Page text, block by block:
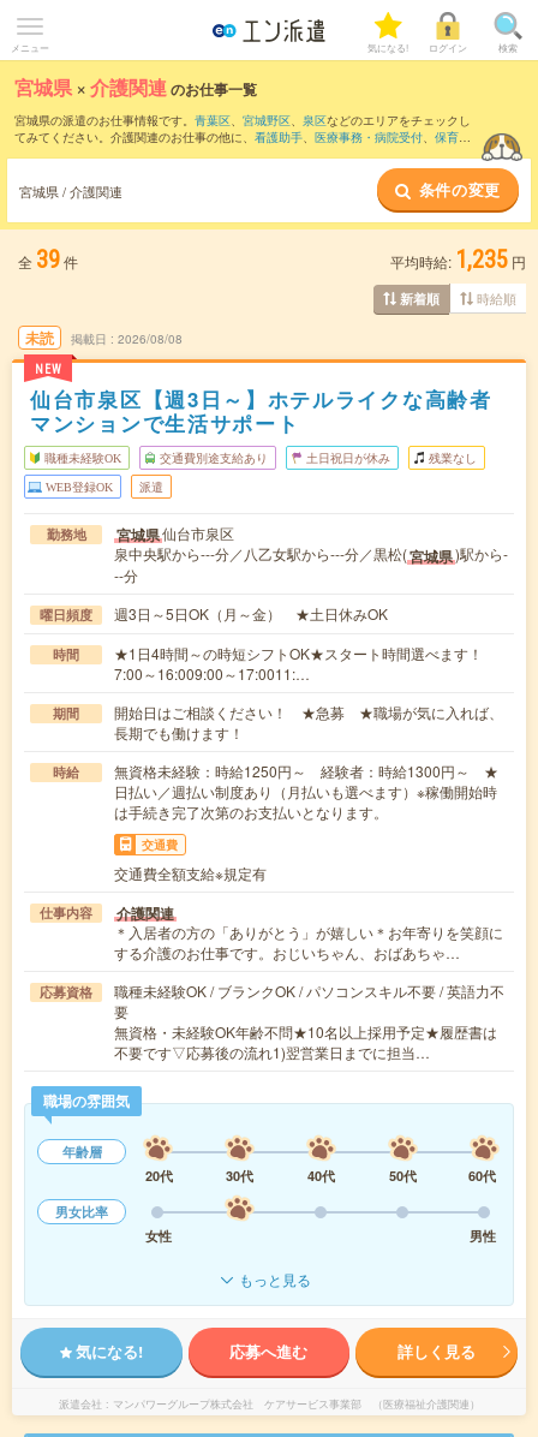
メニュー 気になる! ログイン 検索
宮城県 ×介護関連のお仕事一覧
宮城県の派遣のお仕事情報です。 青葉区、 宮城野区、 泉区などのエリアをチェックし
てみてください。介護関連のお仕事の他に、 看護助手、 医療事務・病院受付、 保育士
介護関連のお仕事とは？とは？
宮城県 / 介護関連 条件の変更
全 39件 平均時給: 1,235 円
新着順 時給順
未読
NEW
掲載日 2026/08/08
仙台市泉区【週3日～】ホテルライクな高齢者
マンションで生活サポート
職種未経験OK 交通費別途支給あり 土日祝日が休み 残業なし
WEB登録OK 派遣
勤務地 宮城県仙台市泉区
泉中央駅から---分／八乙女駅から---分／黒松(宮城県)駅から-
--分
曜日頻度 週3日～5日OK（月～金） ★土日休みOK
時間
★1日4時間～の時短シフトOK★スタート時間選べます！
7:00～16:009:00～17:0011:…
期間
開始日はご相談ください！ ★急募 ★職場が気に入れば、
長期でも働けます！
時給
無資格未経験：時給1250円～ 経験者：時給1300円～ ★
日払い／週払い制度あり（月払いも選べます）※稼働開始時
は手続き完了次第のお支払いとなります。
交通費
交通費全額支給※規定有
仕事内容 介護関連
＊入居者の方の「ありがとう」が嬉しい＊お年寄りを笑顔に
する介護のお仕事です。おじいちゃん、おばあちゃ…
応募資格
職種未経験OK / ブランクOK / パソコンスキル不要 / 英語力不
要
無資格・未経験OK年齢不問★10名以上採用予定★履歴書は
不要です▽応募後の流れ1)翌営業日までに担当…
職場の雰囲気
年齢層
20代
30代 40代 50代
60代
男女比率
女性
男性
もっと見る
気になる! 応募へ進む 詳しく見る
派遣会社 マンパワーグループ株式会社 ケアサービス事業部 （医療福祉介護関連）